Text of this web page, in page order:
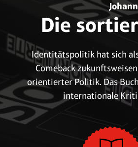
Die
Identitätspolitik hat sich
Comeback
orientierter Politik. Das
internationale